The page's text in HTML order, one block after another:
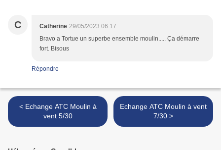
C Catherine 29/05/2023 06:17
Bravo a Tortue un superbe ensemble moulin..... Ça démarre
fort. Bisous
Répondre
< Echange ATC Moulin à
vent 5/30
Echange ATC Moulin à vent
7/30 >